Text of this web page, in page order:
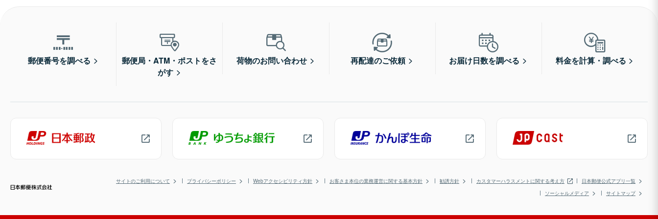
郵便番号を調べる
郵便局・ATM・ポストをさ
がす
荷物のお問い合わせ 再配達のご依頼 お届け日数を調べる 料金を計算・調べる
サイトのご利用について プライバシーポリシー Webアクセシビリティ方針 お客さま本位の業務運営に関する基本方針 勧誘方針 カスタマーハラスメントに関する考え方
日本郵便公式アプリ一覧
ソーシャルメディア
サイトマップ